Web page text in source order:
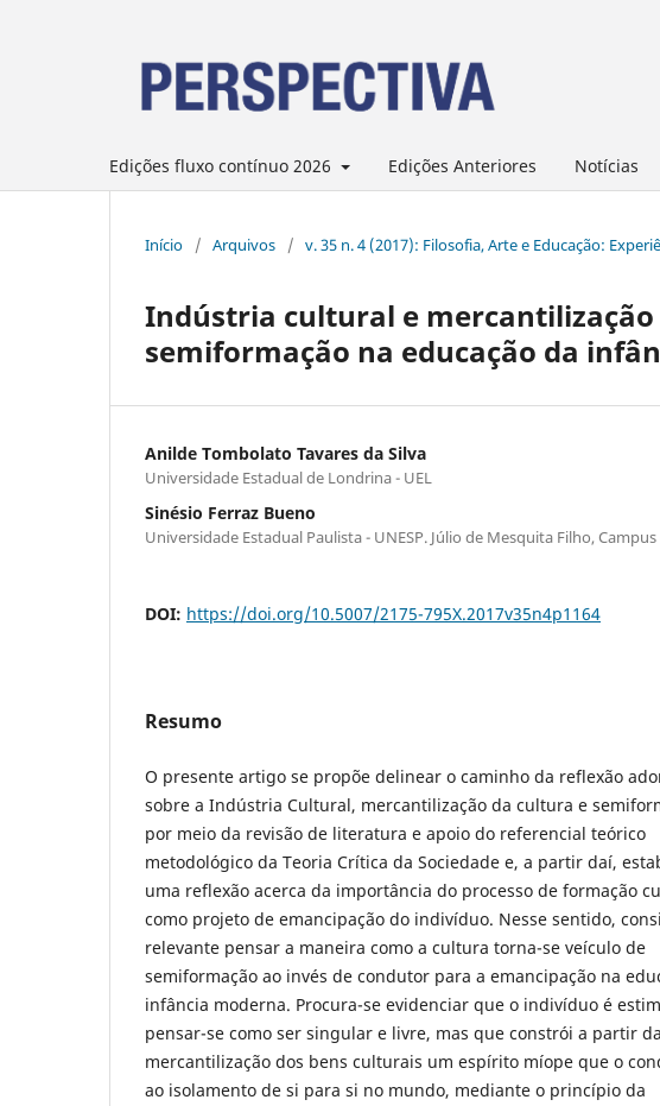
Edições fluxo contínuo 2026 Edições Anteriores Notícias
Início / Arquivos / v. 35 n. 4 (2017): Filosofia, Arte e Educação:
Indústria cultural e
semiformação na educação da
Anilde Tombolato Tavares da Silva
Universidade Estadual de Londrina - UEL
Sinésio Ferraz Bueno
Universidade Estadual Paulista - UNESP. Júlio de Mesquita Filho,
DOI: https://doi.org/10.5007/2175-795X.2017v35n4p1164
Resumo
O presente artigo se propõe delinear o caminho da reflexão
sobre a Indústria Cultural, mercantilização da cultura e
por meio da revisão de literatura e apoio do referencial teórico
metodológico da Teoria Crítica da Sociedade e, a partir daí,
uma reflexão acerca da importância do processo de formação
como projeto de emancipação do indivíduo. Nesse sentido,
relevante pensar a maneira como a cultura torna-se veículo de
semiformação ao invés de condutor para a emancipação na
infância moderna. Procura-se evidenciar que o indivíduo é
pensar-se como ser singular e livre, mas que constrói a partir da
mercantilização dos bens culturais um espírito míope que o
ao isolamento de si para si no mundo, mediante o princípio da